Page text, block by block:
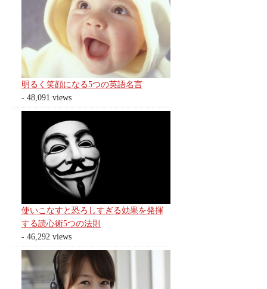
明るく笑顔になる5つの英語名言
- 48,091 views
使いこなすと恐ろしすぎる効果を発揮
する読心術5つの法則
- 46,292 views